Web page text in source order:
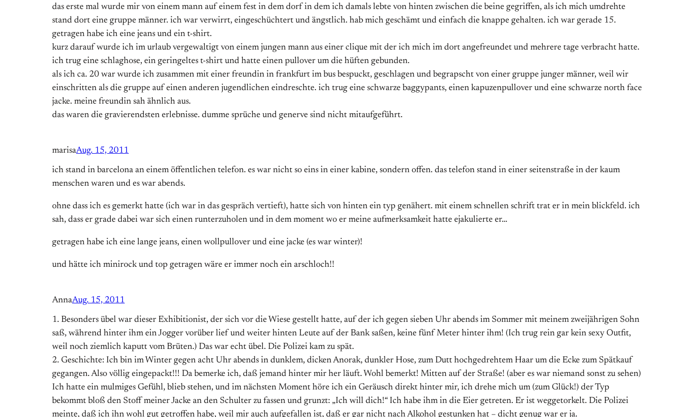
das erste mal wurde mir von einem mann auf einem fest in dem dorf in dem ich damals lebte von hinten zwischen die beine gegriffen, als ich mich umdrehte
stand dort eine gruppe männer. ich war verwirrt, eingeschüchtert und ängstlich. hab mich geschämt und einfach die knappe gehalten. ich war gerade 15.
getragen habe ich eine jeans und ein t-shirt.
kurz darauf wurde ich im urlaub vergewaltigt von einem jungen mann aus einer clique mit der ich mich im dort angefreundet und mehrere tage verbracht hatte.
ich trug eine schlaghose, ein geringeltes t-shirt und hatte einen pullover um die hüften gebunden.
als ich ca. 20 war wurde ich zusammen mit einer freundin in frankfurt im bus bespuckt, geschlagen und begrapscht von einer gruppe junger männer, weil wir
einschritten als die gruppe auf einen anderen jugendlichen eindreschte. ich trug eine schwarze baggypants, einen kapuzenpullover und eine schwarze north face
jacke. meine freundin sah ähnlich aus.
das waren die gravierendsten erlebnisse. dumme sprüche und generve sind nicht mitaufgeführt.
marisaAug. 15, 2011
ich stand in barcelona an einem öffentlichen telefon. es war nicht so eins in einer kabine, sondern offen. das telefon stand in einer seitenstraße in der kaum
menschen waren und es war abends.
ohne dass ich es gemerkt hatte (ich war in das gespräch vertieft), hatte sich von hinten ein typ genähert. mit einem schnellen schrift trat er in mein blickfeld. ich
sah, dass er grade dabei war sich einen runterzuholen und in dem moment wo er meine aufmerksamkeit hatte ejakulierte er…
getragen habe ich eine lange jeans, einen wollpullover und eine jacke (es war winter)!
und hätte ich minirock und top getragen wäre er immer noch ein arschloch!!
AnnaAug. 15, 2011
1. Besonders übel war dieser Exhibitionist, der sich vor die Wiese gestellt hatte, auf der ich gegen sieben Uhr abends im Sommer mit meinem zweijährigen Sohn
saß, während hinter ihm ein Jogger vorüber lief und weiter hinten Leute auf der Bank saßen, keine fünf Meter hinter ihm! (Ich trug rein gar kein sexy Outfit,
weil noch ziemlich kaputt vom Brüten.) Das war echt übel. Die Polizei kam zu spät.
2. Geschichte: Ich bin im Winter gegen acht Uhr abends in dunklem, dicken Anorak, dunkler Hose, zum Dutt hochgedrehtem Haar um die Ecke zum Spätkauf
gegangen. Also völlig eingepackt!!! Da bemerke ich, daß jemand hinter mir her läuft. Wohl bemerkt! Mitten auf der Straße! (aber es war niemand sonst zu sehen)
Ich hatte ein mulmiges Gefühl, blieb stehen, und im nächsten Moment höre ich ein Geräusch direkt hinter mir, ich drehe mich um (zum Glück!) der Typ
bekommt bloß den Stoff meiner Jacke an den Schulter zu fassen und grunzt: „Ich will dich!“ Ich habe ihm in die Eier getreten. Er ist weggetorkelt. Die Polizei
meinte, daß ich ihn wohl gut getroffen habe, weil mir auch aufgefallen ist, daß er gar nicht nach Alkohol gestunken hat – dicht genug war er ja.